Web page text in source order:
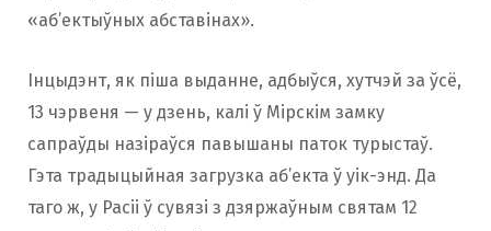
«аб’ектыўных абставінах».
Інцыдэнт, як піша выданне, адбыўся, хутчэй за ўсё,
13 чэрвеня — у дзень, калі ў Мірскім замку
сапраўды назіраўся павышаны паток турыстаў.
Гэта традыцыйная загрузка аб’екта ў уік-энд. Да
таго ж, у Расіі ў сувязі з дзяржаўным святам 12